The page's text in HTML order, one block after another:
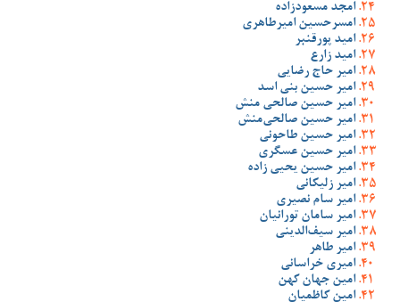
امجد مسعودزاده
امسرحسین امیرطاهری
امید پورقنبر
امید زارع
امیر حاج رضایی
امیر حسین بنی اسد
امیر حسین صالحی منش
امیر حسین صالحی‌منش
امیر حسین طاحونی
امیر حسین عسگری
امیر حسین یحیی زاده
امیر زلیکانی
امیر سام نصیری
امیر سامان تورانیان
امیر سیف‌الدینی
امیر طاهر
امیری خراسانی
امین جهان کهن
امین کاظمیان